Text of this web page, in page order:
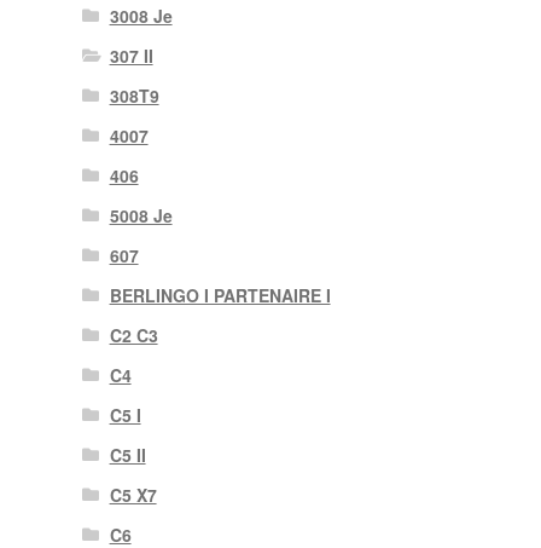
3008 Je
307 II
308T9
4007
406
5008 Je
607
BERLINGO I PARTENAIRE I
C2 C3
C4
C5 I
C5 II
C5 X7
C6